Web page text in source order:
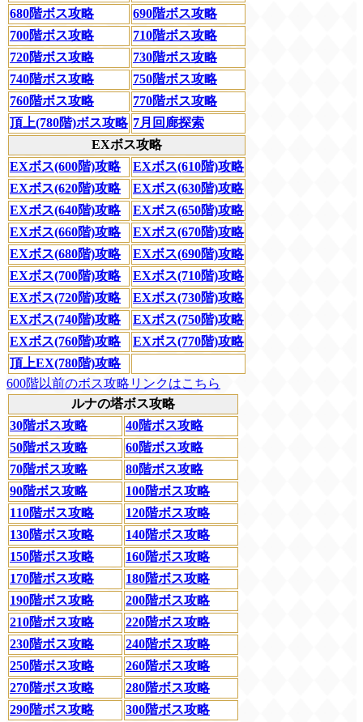
680階ボス攻略
690階ボス攻略
700階ボス攻略
710階ボス攻略
720階ボス攻略
730階ボス攻略
740階ボス攻略
750階ボス攻略
760階ボス攻略
770階ボス攻略
頂上(780階)ボス攻略 7月回廊探索
EXボス攻略
EXボス(600階)攻略
EXボス(610階)攻略
EXボス(620階)攻略
EXボス(630階)攻略
EXボス(640階)攻略
EXボス(650階)攻略
EXボス(660階)攻略
EXボス(670階)攻略
EXボス(680階)攻略
EXボス(690階)攻略
EXボス(700階)攻略
EXボス(710階)攻略
EXボス(720階)攻略
EXボス(730階)攻略
EXボス(740階)攻略
EXボス(750階)攻略
EXボス(760階)攻略
EXボス(770階)攻略
頂上EX(780階)攻略
600階以前のボス攻略リンクはこちら
ルナの塔ボス攻略
30階ボス攻略
40階ボス攻略
50階ボス攻略
60階ボス攻略
70階ボス攻略
80階ボス攻略
90階ボス攻略
100階ボス攻略
110階ボス攻略
120階ボス攻略
130階ボス攻略
140階ボス攻略
150階ボス攻略
160階ボス攻略
170階ボス攻略
180階ボス攻略
190階ボス攻略
200階ボス攻略
210階ボス攻略
220階ボス攻略
230階ボス攻略
240階ボス攻略
250階ボス攻略
260階ボス攻略
270階ボス攻略
280階ボス攻略
290階ボス攻略
300階ボス攻略